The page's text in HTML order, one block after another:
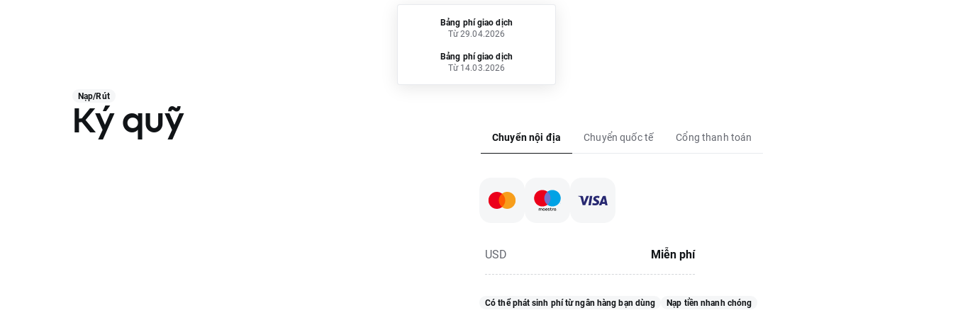
Bảng phí giao dịch
Từ 29.04.2026
Bảng phí giao dịch
Từ 14.03.2026
Nạp/Rút
Ký quỹ Chuyển nội địa Chuyển quốc tế Cổng thanh toán
USD Miễn phí
Có thể phát sinh phí từ ngân hàng bạn dùng Nạp tiền nhanh chóng